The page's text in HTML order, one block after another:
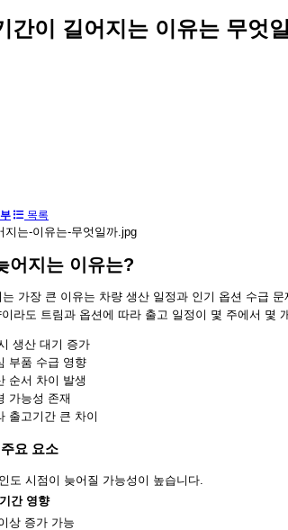
간이 길어지는 이유는 무엇
목록
어지는 이유는?
가장 큰 이유는 차량 생산 일정과 인기 옵션 수급
라도 트림과 옵션에 따라 출고 일정이 몇 주에서 몇
생산 대기 증가
부품 수급 영향
순서 차이 발생
가능성 존재
출고기간 큰 차이
요 요소
도 시점이 늦어질 가능성이 높습니다.
간 영향
상 증가 가능